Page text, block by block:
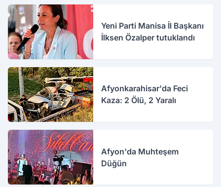
Yeni Parti Manisa İl Başkanı
İlksen Özalper tutuklandı
Afyonkarahisar'da Feci
Kaza: 2 Ölü, 2 Yaralı
Afyon'da Muhteşem
Düğün